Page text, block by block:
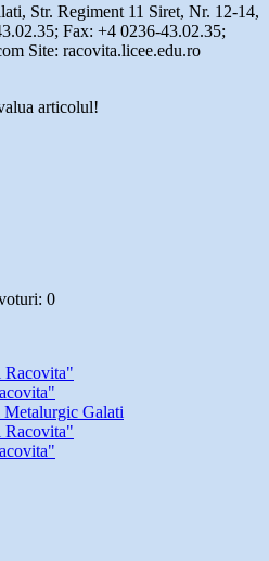
Str. Regiment 11 Siret, Nr. 12-14,
Fax: +4 0236-43.02.35;
Site: racovita.licee.edu.ro
articolul!
0
Galati